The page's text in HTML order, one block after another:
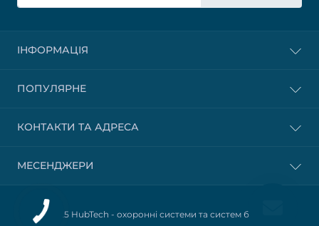
ІНФОРМАЦІЯ
ПОПУЛЯРНЕ
КОНТАКТИ ТА АДРЕСА
МЕСЕНДЖЕРИ
© 2025 HubTech - охоронні системи та систем безпеки